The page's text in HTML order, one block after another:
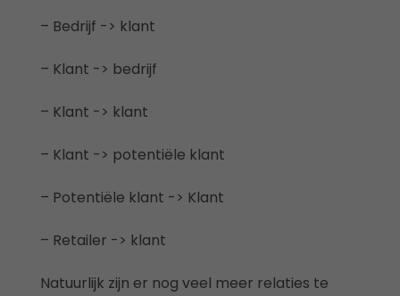
– Bedrijf -> klant
– Klant -> bedrijf
– Klant -> klant
– Klant -> potentiële klant
– Potentiële klant -> Klant
– Retailer -> klant
Natuurlijk zijn er nog veel meer relaties te